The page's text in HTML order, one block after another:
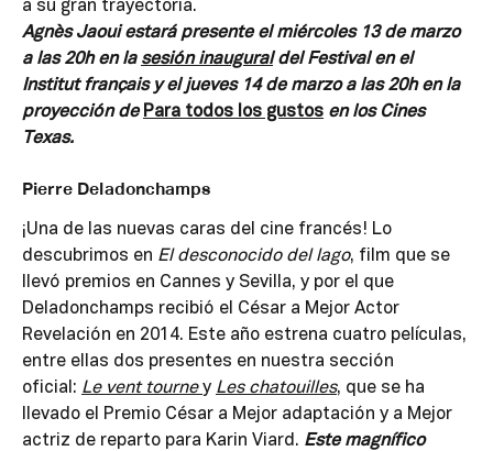
a su gran trayectoria.
Agnès Jaoui estará presente el miércoles 13 de marzo
a las 20h en la sesión inauguraldel Festival en el
Institut français y el jueves 14 de marzo a las 20h en la
proyección de Para todos los gustos en los Cines
Texas.
Pierre Deladonchamps
¡Una de las nuevas caras del cine francés! Lo
descubrimos en El desconocido del lago, film que se
llevó premios en Cannes y Sevilla, y por el que
Deladonchamps recibió el César a Mejor Actor
Revelación en 2014. Este año estrena cuatro películas,
entre ellas dos presentes en nuestra sección
oficial: Le vent tourne y Les chatouilles, que se ha
llevado el Premio César a Mejor adaptación y a Mejor
actriz de reparto para Karin Viard. Este magnífico